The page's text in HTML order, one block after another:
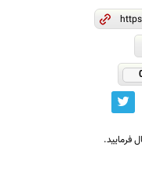
فرمایید.